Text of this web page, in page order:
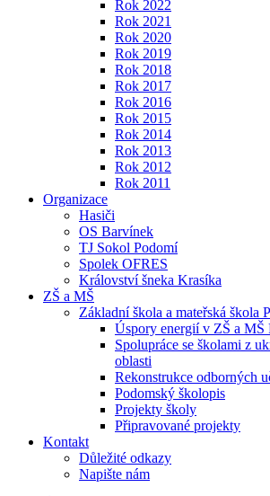
Rok 2022
Rok 2021
Rok 2020
Rok 2019
Rok 2018
Rok 2017
Rok 2016
Rok 2015
Rok 2014
Rok 2013
Rok 2012
Rok 2011
Organizace
Hasiči
OS Barvínek
TJ Sokol Podomí
Spolek OFRES
Království šneka Krasíka
ZŠ a MŠ
Základní škola a mateřská škola
Úspory energií v ZŠ a MŠ
Spolupráce se školami z
oblasti
Rekonstrukce odborných
Podomský školopis
Projekty školy
Připravované projekty
Kontakt
Důležité odkazy
Napište nám